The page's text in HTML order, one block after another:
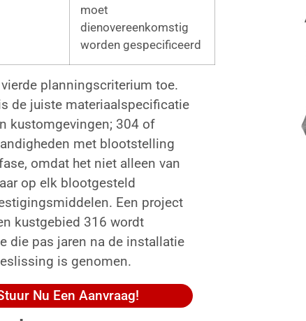
moet
dienovereenkomstig
worden gespecificeerd
planningscriterium toe.
de juiste materiaalspecificatie
kustomgevingen; 304 of
met blootstelling
omdat het niet alleen van
op elk blootgesteld
Een project
kustgebied 316 wordt
die pas jaren na de installatie
is genomen.
Nu Een Aanvraag!